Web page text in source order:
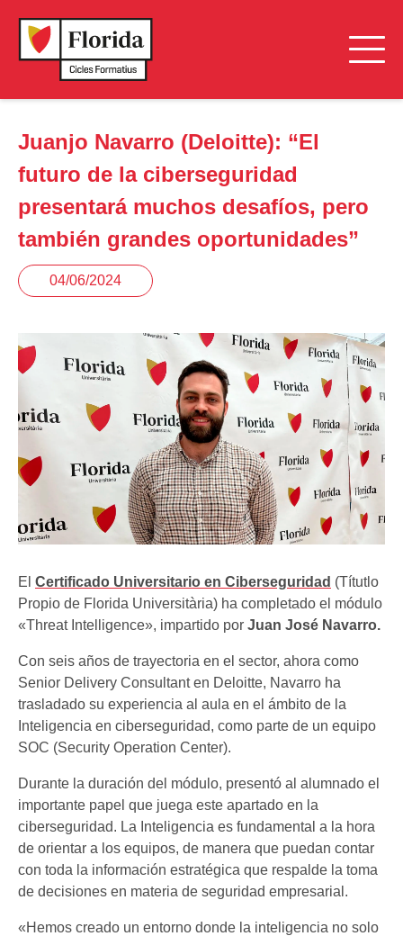
Juanjo Navarro (Deloitte): “El
futuro de la ciberseguridad
presentará muchos desafíos, pero
también grandes oportunidades”
04/06/2024
El Certificado Universitario en Ciberseguridad (Títutlo
Propio de Florida Universitària) ha completado el módulo
«Threat Intelligence», impartido por Juan José Navarro.
Con seis años de trayectoria en el sector, ahora como
Senior Delivery Consultant en Deloitte, Navarro ha
trasladado su experiencia al aula en el ámbito de la
Inteligencia en ciberseguridad, como parte de un equipo
SOC (Security Operation Center).
Durante la duración del módulo, presentó al alumnado el
importante papel que juega este apartado en la
ciberseguridad. La Inteligencia es fundamental a la hora
de orientar a los equipos, de manera que puedan contar
con toda la información estratégica que respalde la toma
de decisiones en materia de seguridad empresarial.
«Hemos creado un entorno donde la inteligencia no solo